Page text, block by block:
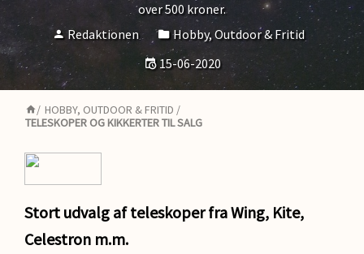
over 500 kroner.
Redaktionen
Hobby, Outdoor & Fritid
15-06-2020
/ HOBBY, OUTDOOR & FRITID /
TELESKOPER OG KIKKERTER TIL SALG
Stort udvalg af teleskoper fra Wing, Kite,
Celestron m.m.